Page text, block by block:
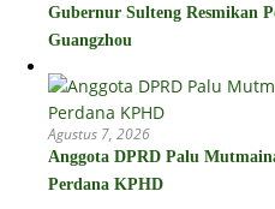
Gubernur Sulteng Resmikan
Guangzhou
Agustus 7, 2026
Anggota DPRD Palu
Perdana KPHD